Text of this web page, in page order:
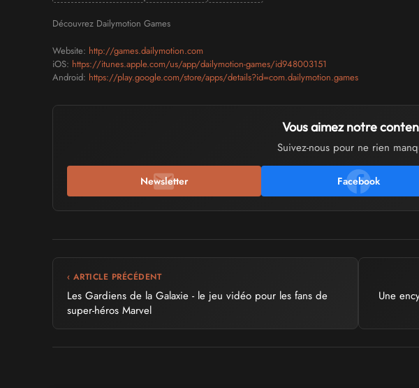
Découvrez Dailymotion Games
Website: http://games.dailymotion.com
iOS: https://itunes.apple.com/us/app/dailymotion-games/id948003151
Android: https://play.google.com/store/apps/details?id=com.dailymotion.games
Vous aimez notre
Suivez-nous pour ne rien
Newsletter Facebook
‹ ARTICLE PRÉCÉDENT
Les Gardiens de la Galaxie - le jeu vidéo pour les fans de
super-héros Marvel
Une